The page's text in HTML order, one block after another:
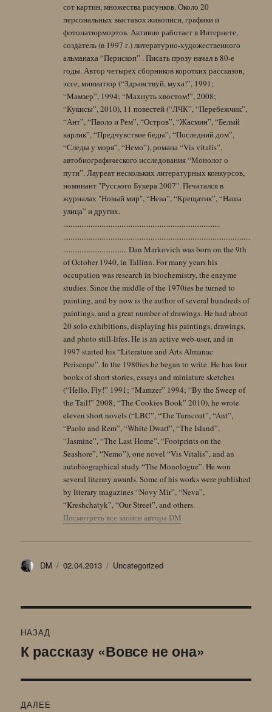
сот картин, множества рисунков. Около 20
персональных выставок живописи, графики и
фотонатюрмортов. Активно работает в Интернете,
создатель (в 1997 г.) литературно-художественного
альманаха “Перископ” . Писать прозу начал в 80-е
годы. Автор четырех сборников коротких рассказов,
эссе, миниатюр (“Здравствуй, муха!”, 1991;
“Мамзер”, 1994; “Махнуть хвостом!”, 2008;
“Кукисы”, 2010), 11 повестей (“ЛЧК”, “Перебежчик”,
“Ант”, “Паоло и Рем”, “Остров”, “Жасмин”, “Белый
карлик”, “Предчувствие беды”, “Последний дом”,
“Следы у моря”, “Немо”), романа “Vis vitalis”,
автобиографического исследования “Монолог о
пути”. Лауреат нескольких литературных конкурсов,
номинант "Русского Букера 2007". Печатался в
журналах "Новый мир", “Нева”, “Крещатик”, “Наша
улица” и других.
......................................................................................
.......................................................................................................
................................... Dan Markovich was born on the 9th
of October 1940, in Tallinn. For many years his
occupation was research in biochemistry, the enzyme
studies. Since the middle of the 1970ies he turned to
painting, and by now is the author of several hundreds of
paintings, and a great number of drawings. He had about
20 solo exhibitions, displaying his paintings, drawings,
and photo still-lifes. He is an active web-user, and in
1997 started his “Literature and Arts Almanac
Periscope”. In the 1980ies he began to write. He has four
books of short stories, essays and miniature sketches
(“Hello, Fly!” 1991; “Mamzer” 1994; “By the Sweep of
the Tail!” 2008; “The Cookies Book” 2010), he wrote
eleven short novels (“LBC”, “The Turncoat”, “Ant”,
“Paolo and Rem”, “White Dwarf”, “The Island”,
“Jasmine”, “The Last Home”, “Footprints on the
Seashore”, “Nemo”), one novel “Vis Vitalis”, and an
autobiographical study “The Monologue”. He won
several literary awards. Some of his works were published
by literary magazines “Novy Mir”, “Neva”,
“Kreshchatyk”, “Our Street”, and others.
Посмотреть все записи автора DM
Автор
DM Опубликовано
02.04.2013 Рубрики
Uncategorized
по
НАЗАД
Предыдущая
К рассказу «Вовсе не она»
ДАЛЕЕ